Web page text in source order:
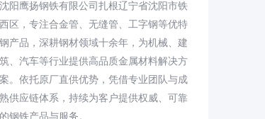
沈阳鹰扬钢铁有限公司扎根辽宁省沈阳市铁
西区，专注合金管、无缝管、工字钢等优特
钢产品，深耕钢材领域十余年，为机械、建
筑、汽车等行业提供高品质金属材料解决方
案。依托原厂直供优势，凭借专业团队与成
熟供应链体系，持续为客户提供权威、可靠
的钢铁产品与服务。